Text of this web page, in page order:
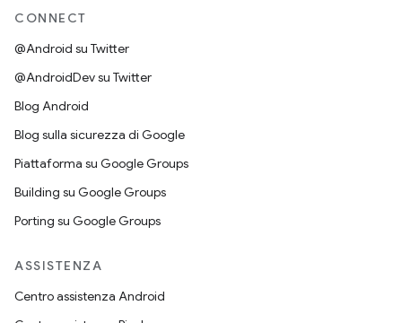
CONNECT
@Android su Twitter
@AndroidDev su Twitter
Blog Android
Blog sulla sicurezza di Google
Piattaforma su Google Groups
Building su Google Groups
Porting su Google Groups
ASSISTENZA
Centro assistenza Android